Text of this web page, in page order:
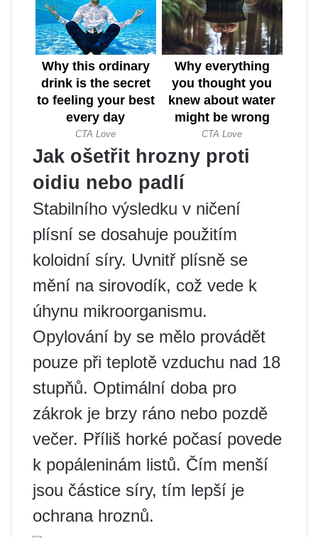
Jak ošetřit hrozny proti
oidiu nebo padlí
Stabilního výsledku v ničení
plísní se dosahuje použitím
koloidní síry. Uvnitř plísně se
mění na sirovodík, což vede k
úhynu mikroorganismu.
Opylování by se mělo provádět
pouze při teplotě vzduchu nad 18
stupňů. Optimální doba pro
zákrok je brzy ráno nebo pozdě
večer. Příliš horké počasí povede
k popáleninám listů. Čím menší
jsou částice síry, tím lepší je
ochrana hroznů.